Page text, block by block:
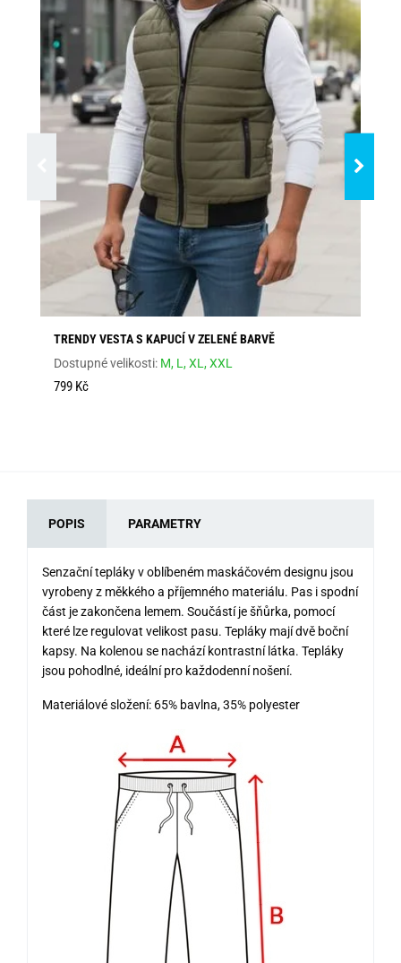
TRENDY VESTA S KAPUCÍ V ZELENÉ BARVĚ
Dostupné velikosti: M, L,XL,XXL
799 Kč
POPIS PARAMETRY
Senzační tepláky v oblíbeném maskáčovém designu jsou
vyrobeny z měkkého a příjemného materiálu. Pas i spodní
část je zakončena lemem. Součástí je šňůrka, pomocí
které lze regulovat velikost pasu. Tepláky mají dvě boční
kapsy. Na kolenou se nachází kontrastní látka. Tepláky
jsou pohodlné, ideální pro každodenní nošení.
Materiálové složení: 65% bavlna, 35% polyester